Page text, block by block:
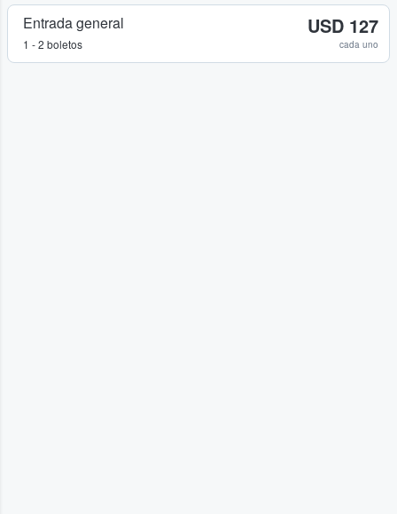
Entrada general
1 - 2 boletos
USD 127
cada uno